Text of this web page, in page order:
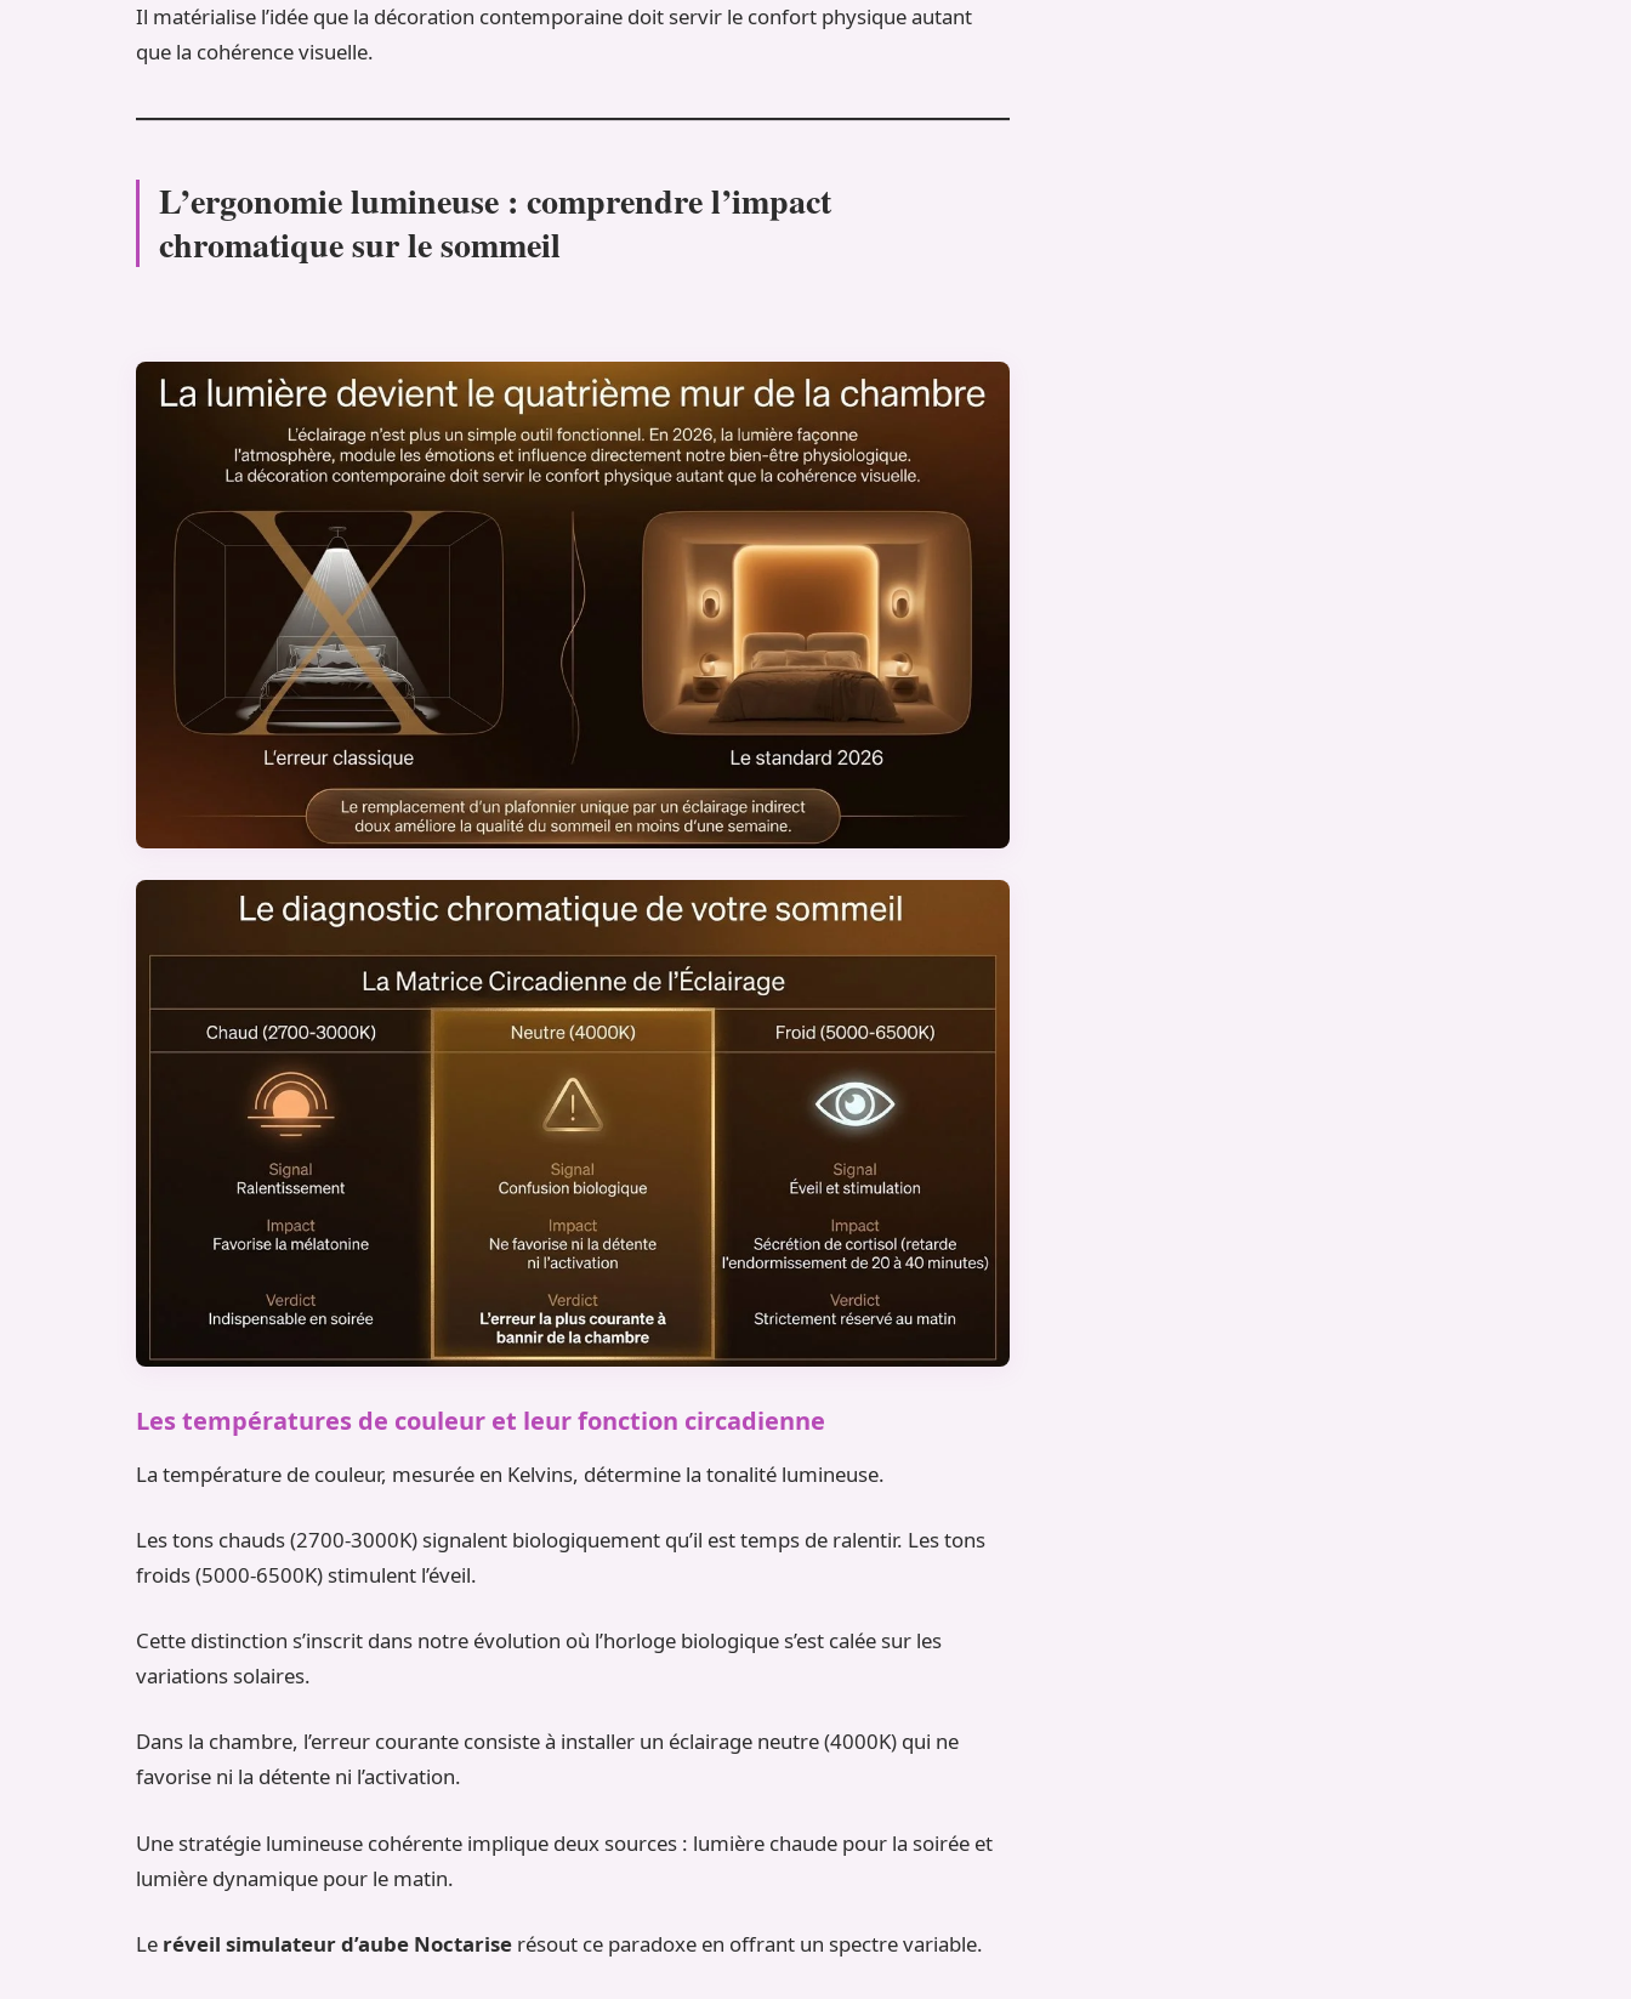
Il matérialise l’idée que la décoration contemporaine doit servir le confort physique autant
que la cohérence visuelle.
L’ergonomie lumineuse : comprendre l’impact
chromatique sur le sommeil
Les températures de couleur et leur fonction circadienne
La température de couleur, mesurée en Kelvins, détermine la tonalité lumineuse.
Les tons chauds (2700-3000K) signalent biologiquement qu’il est temps de ralentir. Les tons
froids (5000-6500K) stimulent l’éveil.
Cette distinction s’inscrit dans notre évolution où l’horloge biologique s’est calée sur les
variations solaires.
Dans la chambre, l’erreur courante consiste à installer un éclairage neutre (4000K) qui ne
favorise ni la détente ni l’activation.
Une stratégie lumineuse cohérente implique deux sources : lumière chaude pour la soirée et
lumière dynamique pour le matin.
Le réveil simulateur d’aube Noctarise résout ce paradoxe en offrant un spectre variable.